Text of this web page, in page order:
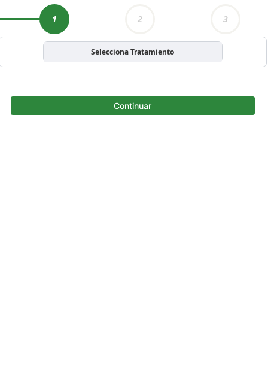
1 2 3
Selecciona Tratamiento
Continuar